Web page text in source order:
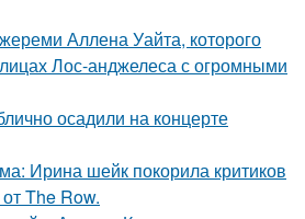
Аллена Уайта, которого
Лос-анджелеса с огромными
осадили на концерте
Ирина шейк покорила критиков
The Row.